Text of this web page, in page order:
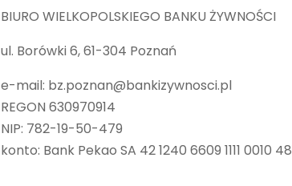
BIURO WIELKOPOLSKIEGO BANKU ŻYWNOŚCI
ul. Borówki 6, 61-304 Poznań
e-mail: bz.poznan@bankizywnosci.pl
REGON 630970914
NIP: 782-19-50-479
konto: Bank Pekao SA 42 1240 6609 1111 0010